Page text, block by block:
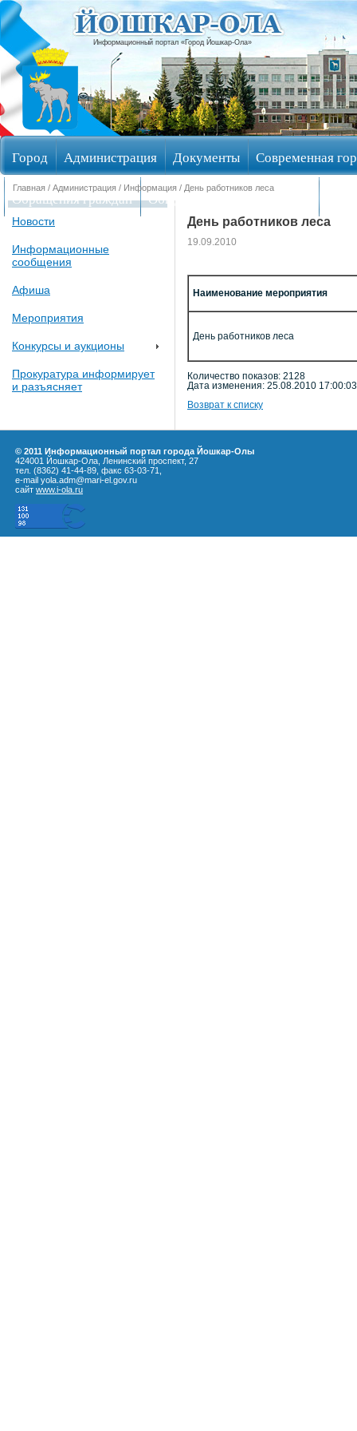
Информационный портал «Город Йошкар-Ола»
Город Администрация Документы Современная
Обращения граждан Общественные обсуждения
Главная / Администрация / Информация / День работников леса
Новости
Информационные
сообщения
Афиша
Мероприятия
Конкурсы и аукционы
Прокуратура информирует
и разъясняет
День работников леса
19.09.2010
Наименование мероприятия
День работников леса
Количество показов: 2128
Дата изменения: 25.08.2010 17:00:03
Возврат к списку
© 2011 Информационный портал города Йошкар-Олы
424001 Йошкар-Ола, Ленинский проспект, 27
тел. (8362) 41-44-89, факс 63-03-71,
e-mail yola.adm@mari-el.gov.ru
сайт www.i-ola.ru